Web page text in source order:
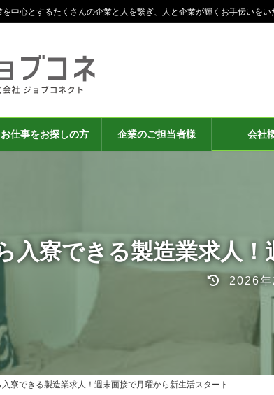
中心とするたくさんの企業と人を繋ぎ、人と企業が輝くお手伝いをい
お仕事をお探しの方 企業のご担当者様 会社
入寮できる製造業求人
最
2026年
寮できる製造業求人！週末面接で月曜から新生活スタート